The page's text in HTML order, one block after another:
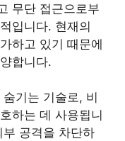
무단 접근으로부
입니다. 현재의
하고 있기 때문에
합니다.
기는 기술로, 비
하는 데 사용됩니
공격을 차단하